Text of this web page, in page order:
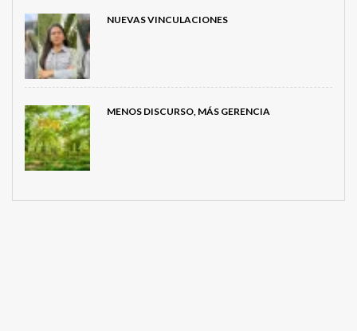
NUEVAS VINCULACIONES
MENOS DISCURSO, MÁS GERENCIA